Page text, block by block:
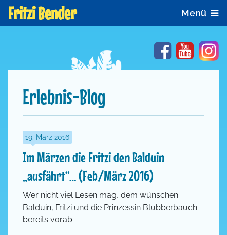
Fritzi Bender Menü
FacebookYouTube
Erlebnis-Blog
19. März 2016
Im Märzen die Fritzi den Balduin
„ausfährt“… (Feb/März 2016)
Wer nicht viel Lesen mag, dem wünschen
Balduin, Fritzi und die Prinzessin Blubberbauch
bereits vorab: